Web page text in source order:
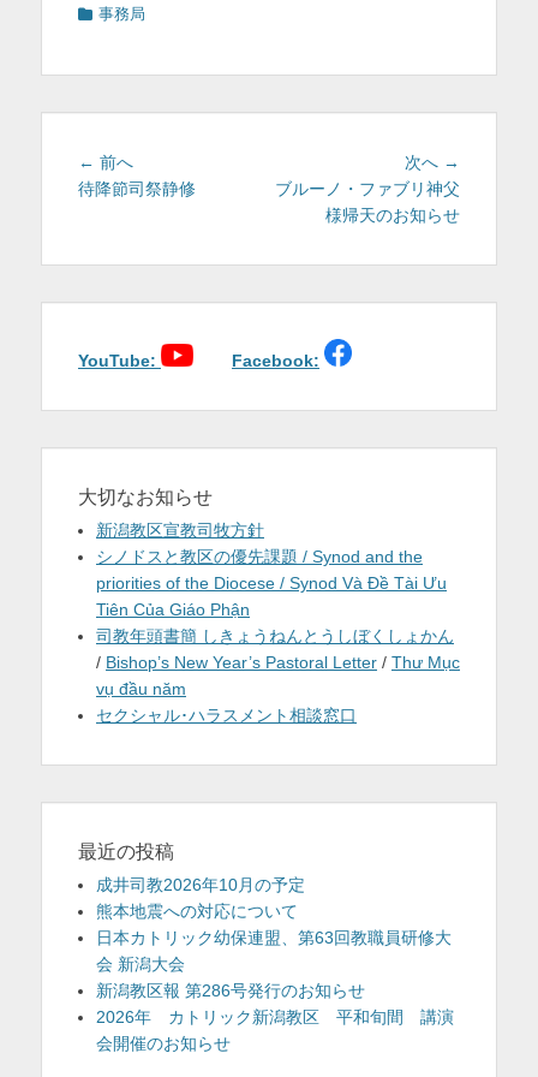
カ 事務局
投
稿
ー
ョ
← 前へ
の
待降節司祭静修
次へ →
投
ブルーノ・ファブリ神父
様帰天のお知らせ
YouTube: Facebook:
大切なお知らせ
新潟教区宣教司牧方針
シノドスと教区の優先課題 / Synod and the
priorities of the Diocese / Synod Và Đề Tài Ưu
Tiên Của Giáo Phận
司教年頭書簡 しきょうねんとうしぼくしょかん
/ Bishop’s New Year’s Pastoral Letter / Thư Mục
vụ đầu năm
セクシャル･ハラスメント相談窓口
最近の投稿
成井司教2026年10月の予定
熊本地震への対応について
日本カトリック幼保連盟、第63回教職員研修大
会 新潟大会
新潟教区報 第286号発行のお知らせ
2026年 カトリック新潟教区 平和旬間 講演
会開催のお知らせ